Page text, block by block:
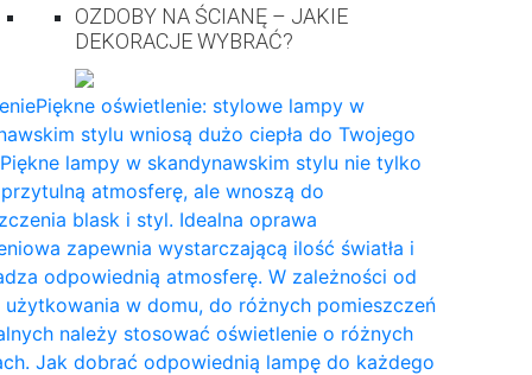
OZDOBY NA ŚCIANĘ – JAKIE
DEKORACJE WYBRAĆ?
Piękne oświetlenie: stylowe lampy w
stylu wniosą dużo ciepła do Twojego
lampy w skandynawskim stylu nie tylko
atmosferę, ale wnoszą do
blask i styl. Idealna oprawa
zapewnia wystarczającą ilość światła i
odpowiednią atmosferę. W zależności od
użytkowania w domu, do różnych pomieszczeń
należy stosować oświetlenie o różnych
Jak dobrać odpowiednią lampę do każdego